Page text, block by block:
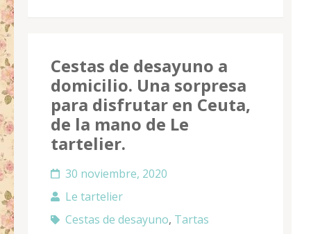
Cestas de desayuno a
domicilio. Una sorpresa
para disfrutar en Ceuta,
de la mano de Le
tartelier.
30 noviembre, 2020
Le tartelier
Cestas de desayuno, Tartas